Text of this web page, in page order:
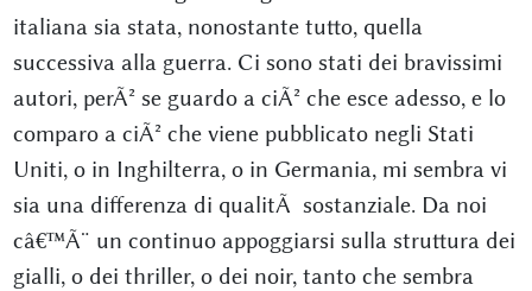
italiana sia stata, nonostante tutto, quella
successiva alla guerra. Ci sono stati dei bravissimi
autori, perÃ² se guardo a ciÃ² che esce adesso, e lo
comparo a ciÃ² che viene pubblicato negli Stati
Uniti, o in Inghilterra, o in Germania, mi sembra vi
sia una differenza di qualitÃ sostanziale. Da noi
câ€™Ã¨ un continuo appoggiarsi sulla struttura dei
gialli, o dei thriller, o dei noir, tanto che sembra